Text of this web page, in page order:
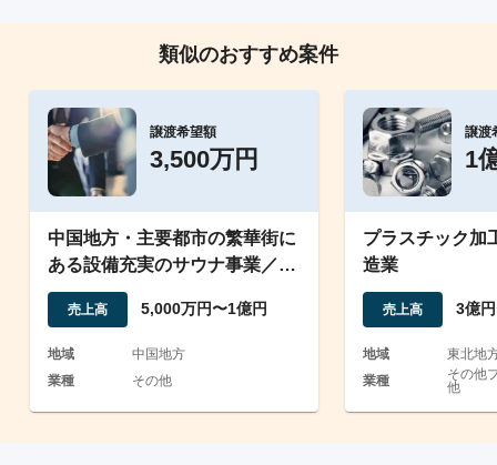
類似のおすすめ案件
譲渡希望額
3,500万円
中国地方・主要都市の繁華街に
ある設備充実のサウナ事業／営
業黒字案件
売上高 5,000万円〜1億円
地域
中国地方
業種
その他
譲渡
1
プラスチック加
造業
売上高 3億
地域
東北地
業種
その他
他